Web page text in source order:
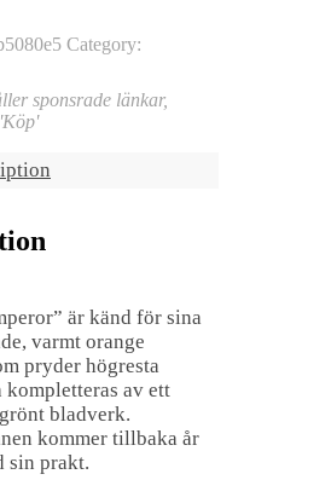
Category:
sponsrade länkar,
är känd för sina
varmt orange
pryder högresta
av ett
bladverk.
kommer tillbaka år
sin prakt.